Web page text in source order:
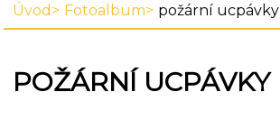
Úvod Fotoalbum požární ucpávky
POŽÁRNÍ UCPÁVKY